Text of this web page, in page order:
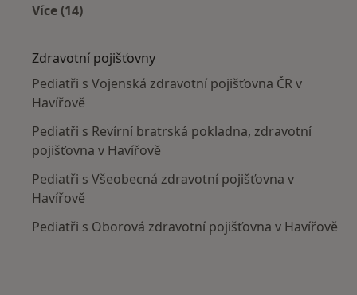
Více (14)
Zdravotní pojišťovny
Pediatři s Vojenská zdravotní pojišťovna ČR v
Havířově
Pediatři s Revírní bratrská pokladna, zdravotní
pojišťovna v Havířově
Pediatři s Všeobecná zdravotní pojišťovna v
Havířově
Pediatři s Oborová zdravotní pojišťovna v Havířově